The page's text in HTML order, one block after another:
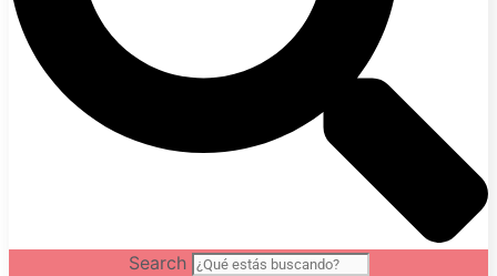
Search